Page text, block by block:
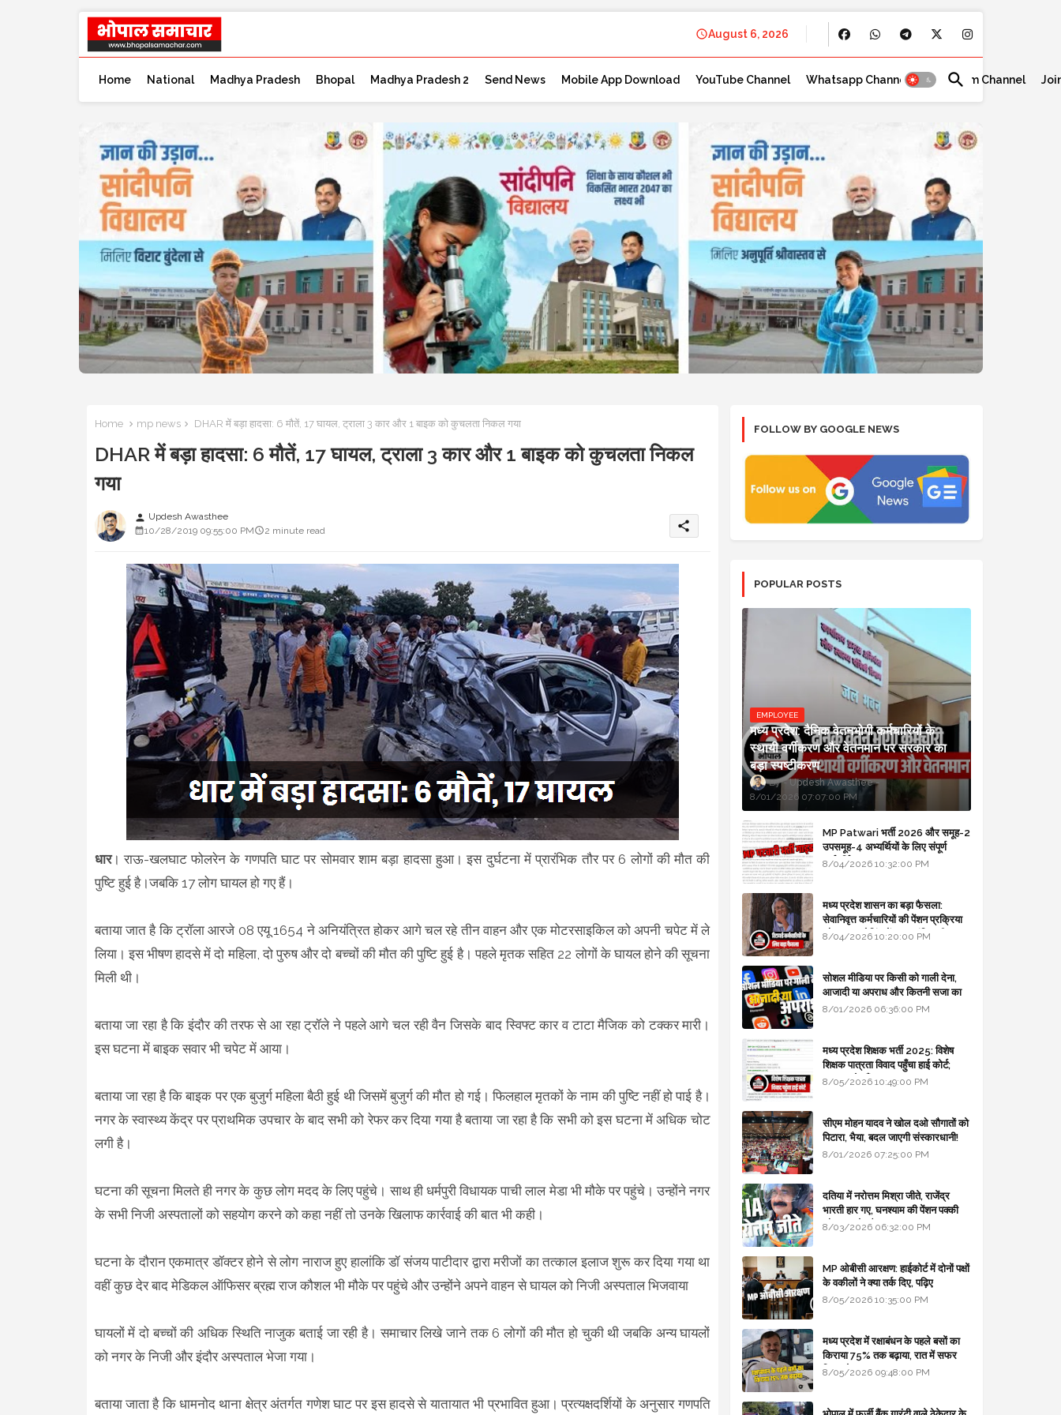
August 6, 2026
Home National Madhya Pradesh Bhopal Madhya Pradesh 2 Send News Mobile App Download YouTube Channel Whatsapp Channel Telegram Channel
Home mp news DHAR में बड़ा हादसा: 6 मौतें, 17 घायल, ट्राला 3 कार और 1 बाइक को कुचलता निकल गया
DHAR में बड़ा हादसा: 6 मौतें, 17 घायल, ट्राला 3 कार और 1 बाइक को कुचलता निकल
गया
person Updesh Awasthee
10/28/2019 09:55:00 PM
2 minute read share
धार। राऊ-खलघाट फोलरेन के गणपति घाट पर सोमवार शाम बड़ा हादसा हुआ। इस दुर्घटना में प्रारंभिक तौर पर 6 लोगों की मौत की
पुष्टि हुई है।जबकि 17 लोग घायल हो गए हैं।
बताया जात है कि ट्रॉला आरजे 08 एयू 1654 ने अनियंत्रित होकर आगे चल रहे तीन वाहन और एक मोटरसाइकिल को अपनी चपेट में ले
लिया। इस भीषण हादसे में दो महिला, दो पुरुष और दो बच्चों की मौत की पुष्टि हुई है। पहले मृतक सहित 22 लोगों के घायल होने की सूचना
मिली थी।
बताया जा रहा है कि इंदौर की तरफ से आ रहा ट्रॉले ने पहले आगे चल रही वैन जिसके बाद स्विफ्ट कार व टाटा मैजिक को टक्कर मारी।
इस घटना में बाइक सवार भी चपेट में आया।
बताया जा रहा है कि बाइक पर एक बुजुर्ग महिला बैठी हुई थी जिसमें बुजुर्ग की मौत हो गई। फिलहाल मृतकों के नाम की पुष्टि नहीं हो पाई है।
नगर के स्वास्थ्य केंद्र पर प्राथमिक उपचार के बाद सभी को रेफर कर दिया गया है बताया जा रहा है कि सभी को इस घटना में अधिक चोट
लगी है।
घटना की सूचना मिलते ही नगर के कुछ लोग मदद के लिए पहुंचे। साथ ही धर्मपुरी विधायक पाची लाल मेडा भी मौके पर पहुंचे। उन्होंने नगर
के सभी निजी अस्पतालों को सहयोग करने को कहा नहीं तो उनके खिलाफ कार्रवाई की बात भी कही।
घटना के दौरान एकमात्र डॉक्‍टर होने से लोग नाराज हुए हालांकि डॉ संजय पाटीदार द्वारा मरीजों का तत्काल इलाज शुरू कर दिया गया था
वहीं कुछ देर बाद मेडिकल ऑफिसर ब्रह्म राज कौशल भी मौके पर पहुंचे और उन्‍होंने अपने वाहन से घायल को निजी अस्पताल भिजवाया
घायलों में दो बच्चों की अधिक स्थिति नाजुक बताई जा रही है। समाचार लिखे जाने तक 6 लोगों की मौत हो चुकी थी जबकि अन्य घायलों
को नगर के निजी और इंदौर अस्पताल भेजा गया।
बताया जाता है कि धामनोद थाना क्षेत्र अंतर्गत गणेश घाट पर इस हादसे से यातायात भी प्रभावित हुआ। प्रत्‍यक्षदर्शियों के अनुसार गणपति
FOLLOW BY GOOGLE NEWS
POPULAR POSTS
EMPLOYEE
मध्य प्रदेश: दैनिक वेतनभोगी कर्मचारियों के
स्थायी वर्गीकरण और वेतनमान पर सरकार का
बड़ा स्पष्टीकरण
Updesh Awasthee
8/01/2026 07:07:00 PM
MP Patwari भर्ती 2026 और समूह-2
उपसमूह-4 अभ्यर्थियों के लिए संपूर्ण
मार्गदर्शिका
8/04/2026 10:32:00 PM
मध्य प्रदेश शासन का बड़ा फैसला:
सेवानिवृत्त कर्मचारियों की पेंशन प्रक्रिया
और बजट कोडिंग में हुए क्रांतिकारी
8/04/2026 10:20:00 PM
सोशल मीडिया पर किसी को गाली देना,
आजादी या अपराध और कितनी सजा का
प्रावधान - free legal advice
8/01/2026 06:36:00 PM
मध्य प्रदेश शिक्षक भर्ती 2025: विशेष
शिक्षक पात्रता विवाद पहुँचा हाई कोर्ट;
सरकार से माँगा जवाब
8/05/2026 10:49:00 PM
सीएम मोहन यादव ने खोल दओ सौगातों को
पिटारा, भैया, बदल जाएगी संस्कारधानी!
8/01/2026 07:25:00 PM
दतिया में नरोत्तम मिश्रा जीते, राजेंद्र
भारती हार गए, घनश्याम की पेंशन पक्की
और आशुतोष बैक टू...
8/03/2026 06:32:00 PM
MP ओबीसी आरक्षण: हाईकोर्ट में दोनों पक्षों
के वकीलों ने क्या तर्क दिए, पढ़िए
8/05/2026 10:35:00 PM
मध्य प्रदेश में रक्षाबंधन के पहले बसों का
किराया 75% तक बढ़ाया, रात में सफर
किया तो 10% एक्स्ट्रा
8/05/2026 09:48:00 PM